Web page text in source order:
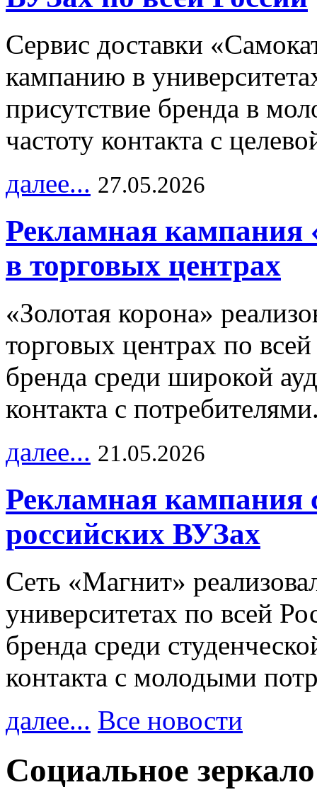
Сервис доставки
кампанию в
присутствие бренда в
частоту контакта с
далее... 27.05.2026
Рекламная кампания
в торговых центрах
«Золотая корона»
торговых центрах по
бренда среди широкой
контакта с
далее... 21.05.2026
Рекламная кампания
российских ВУЗах
Сеть «Магнит»
университетах по всей
бренда среди
контакта с молодыми
далее... Все новости
Социальное зеркало